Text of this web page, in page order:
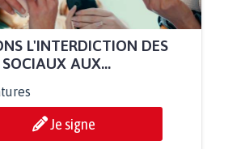
L'INTERDICTION DES
SOCIAUX AUX...
Je signe